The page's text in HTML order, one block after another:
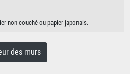
non couché ou papier japonais.
des murs